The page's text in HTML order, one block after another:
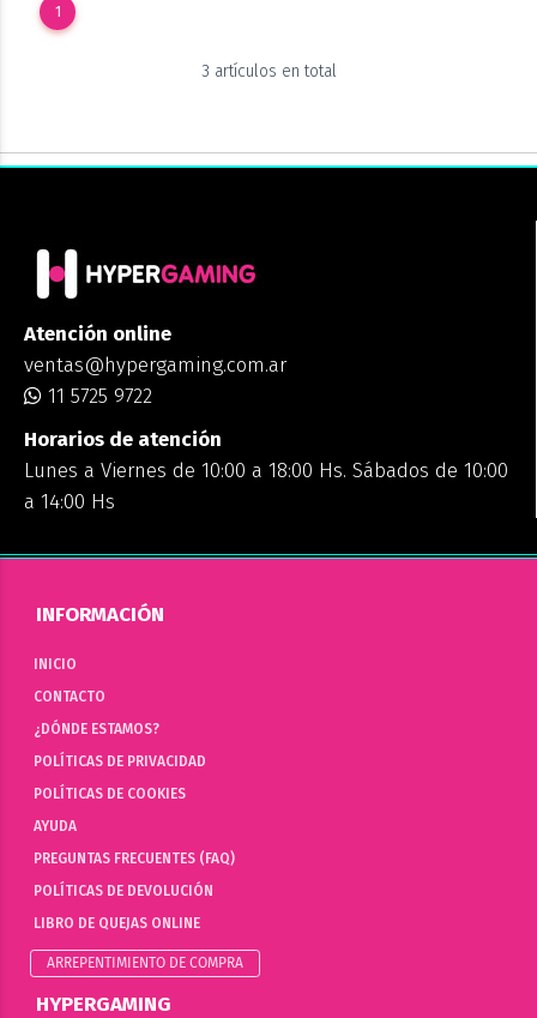
1
3 artículos en total
Atención online
ventas@hypergaming.com.ar
11 5725 9722
Horarios de atención
Lunes a Viernes de 10:00 a 18:00 Hs. Sábados de 10:00
a 14:00 Hs
INFORMACIÓN
INICIO
CONTACTO
¿DÓNDE ESTAMOS?
POLÍTICAS DE PRIVACIDAD
POLÍTICAS DE COOKIES
AYUDA
PREGUNTAS FRECUENTES (FAQ)
POLÍTICAS DE DEVOLUCIÓN
LIBRO DE QUEJAS ONLINE
ARREPENTIMIENTO DE COMPRA
HYPERGAMING